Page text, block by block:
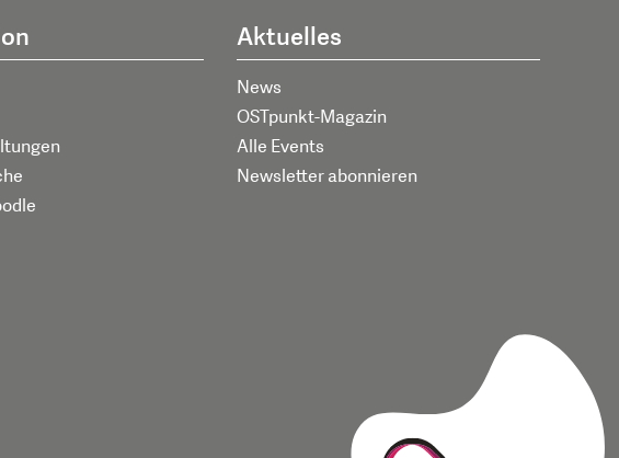
Aktuelles
News
OSTpunkt-Magazin
Alle Events
Newsletter abonnieren